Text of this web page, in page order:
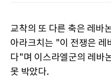
교착의 또 다른 축은 레바
아라크치는 "이 전쟁은 레
다"며 이스라엘군의 레바
못 박았다.